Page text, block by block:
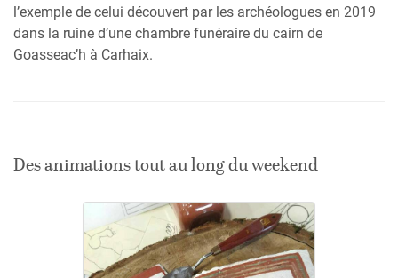
l’exemple de celui découvert par les archéologues en 2019
dans la ruine d’une chambre funéraire du cairn de
Goasseac’h à Carhaix.
Des animations tout au long du weekend